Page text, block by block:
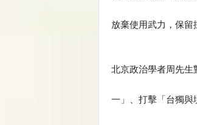
放棄使用武力，保留
北京政治學者周先生
一」、打擊「台獨與